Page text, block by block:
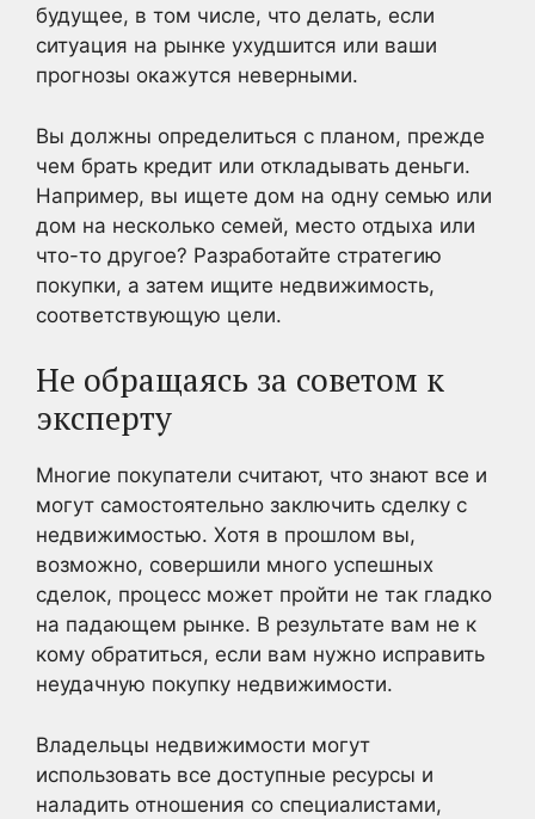
будущее, в том числе, что делать, если
ситуация на рынке ухудшится или ваши
прогнозы окажутся неверными.
Вы должны определиться с планом, прежде
чем брать кредит или откладывать деньги.
Например, вы ищете дом на одну семью или
дом на несколько семей, место отдыха или
что-то другое? Разработайте стратегию
покупки, а затем ищите недвижимость,
соответствующую цели.
Не обращаясь за советом к
эксперту
Многие покупатели считают, что знают все и
могут самостоятельно заключить сделку с
недвижимостью. Хотя в прошлом вы,
возможно, совершили много успешных
сделок, процесс может пройти не так гладко
на падающем рынке. В результате вам не к
кому обратиться, если вам нужно исправить
неудачную покупку недвижимости.
Владельцы недвижимости могут
использовать все доступные ресурсы и
наладить отношения со специалистами,